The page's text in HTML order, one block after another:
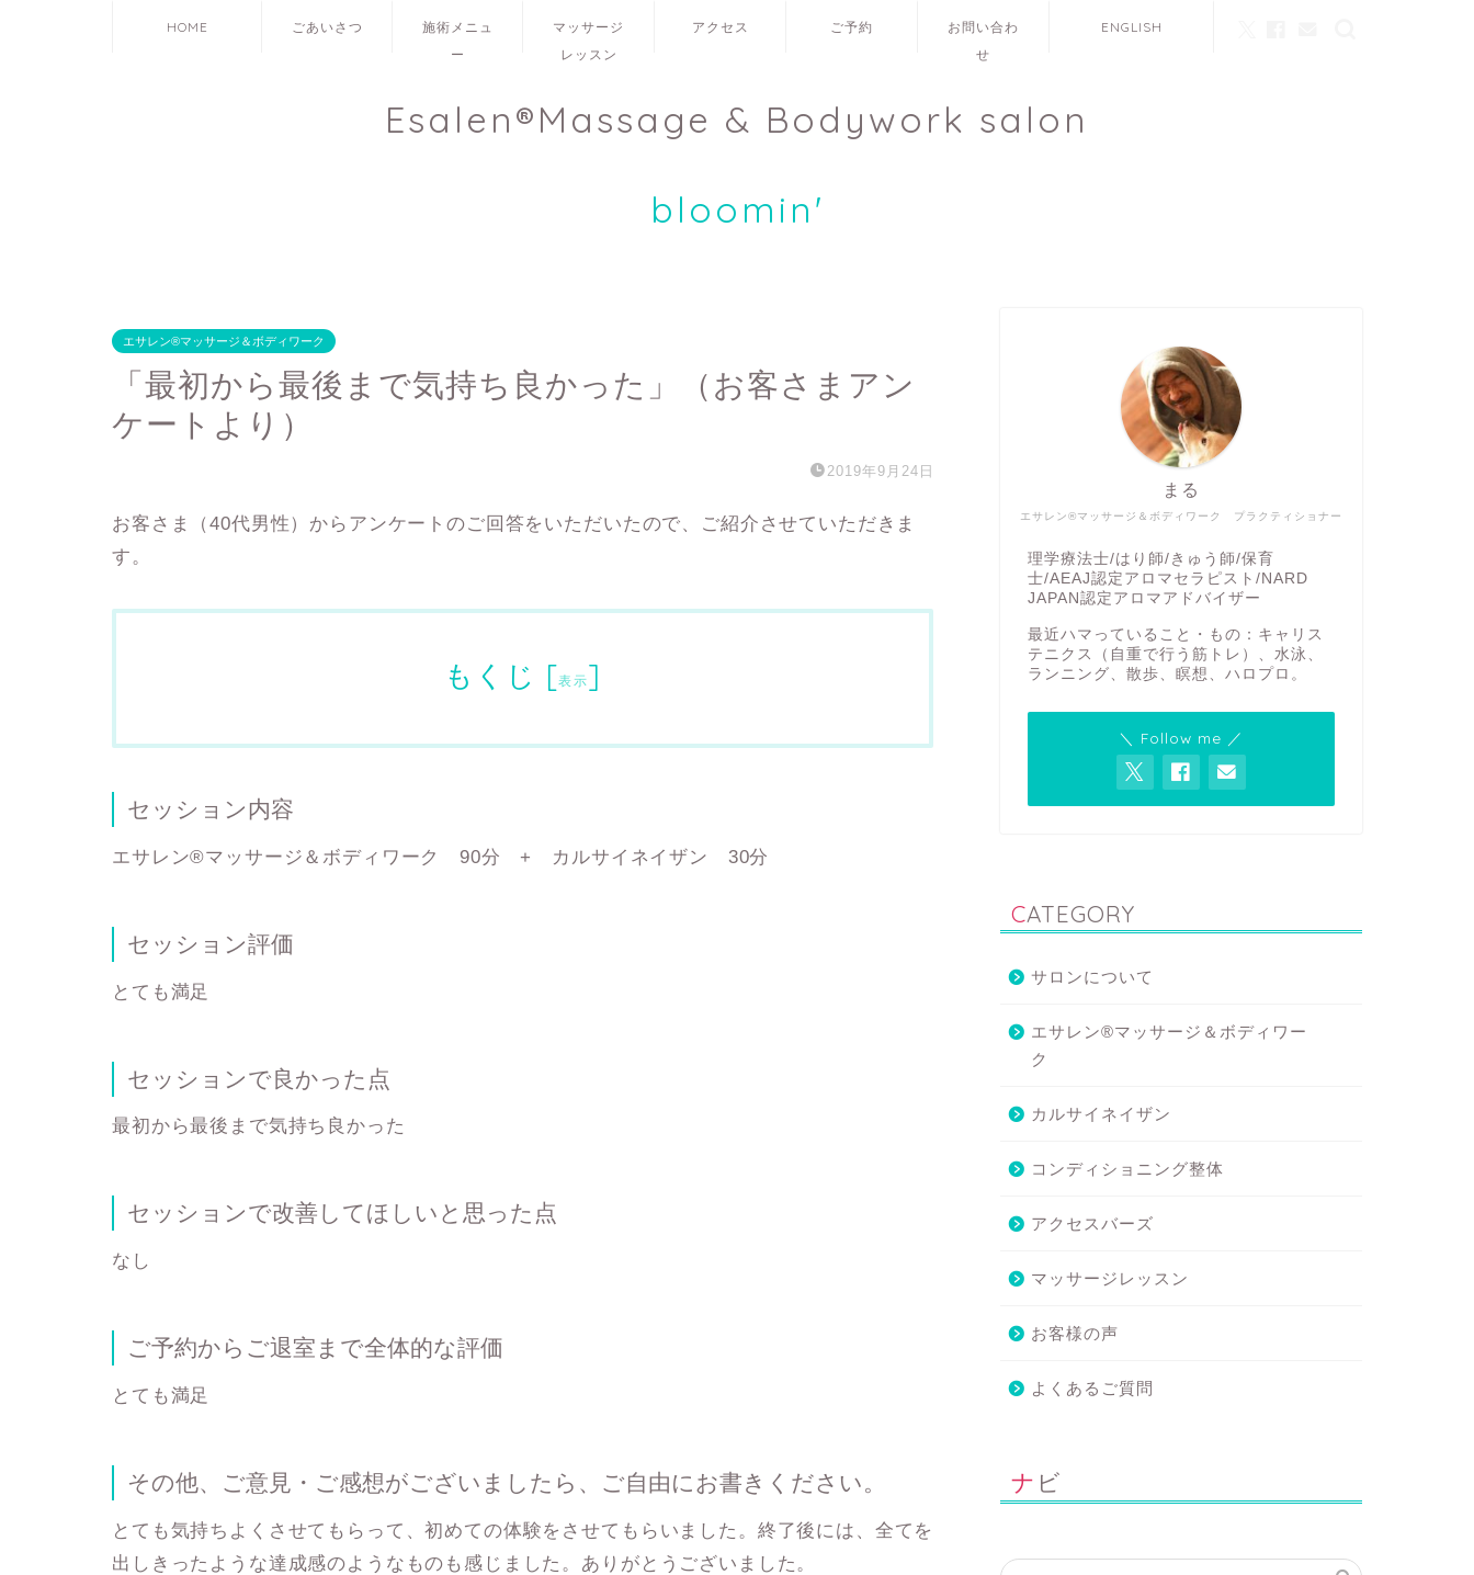
HOME ごあいさつ
施術メニュ
ー
マッサージ
レッスン
アクセス ご予約
お問い合わ
せ
ENGLISH
Esalen®Massage & Bodywork salon
bloomin'
エサレン®マッサージ＆ボディワーク
「最初から最後まで気持ち良かった」（お客さまアン
ケートより）
2019年9月24日
お客さま（40代男性）からアンケートのご回答をいただいたので、ご紹介させていただきま
す。
もくじ [表示]
セッション内容
エサレン®マッサージ＆ボディワーク 90分 + カルサイネイザン 30分
セッション評価
とても満足
セッションで良かった点
最初から最後まで気持ち良かった
セッションで改善してほしいと思った点
なし
ご予約からご退室まで全体的な評価
とても満足
その他、ご意見・ご感想がございましたら、ご自由にお書きください。
とても気持ちよくさせてもらって、初めての体験をさせてもらいました。終了後には、全てを
出しきったような達成感のようなものも感じました。ありがとうございました。
エサレン®マッサージ＆ボディワーク プラクティショナー
まる
理学療法士/はり師/きゅう師/保育
士/AEAJ認定アロマセラピスト/NARD
JAPAN認定アロマアドバイザー
最近ハマっていること・もの：キャリス
テニクス（自重で行う筋トレ）、水泳、
ランニング、散歩、瞑想、ハロプロ。
＼ Follow me ／
CATEGORY
サロンについて
エサレン®マッサージ＆ボディワー
ク
カルサイネイザン
コンディショニング整体
アクセスバーズ
マッサージレッスン
お客様の声
よくあるご質問
ナビ